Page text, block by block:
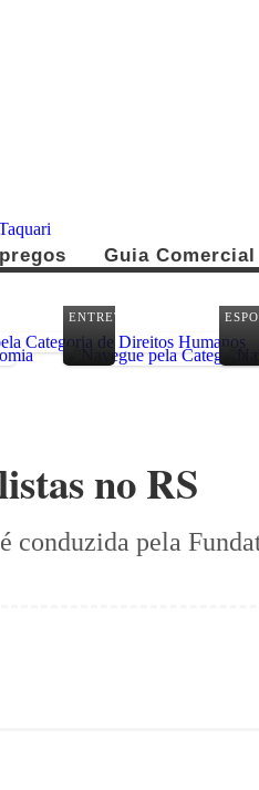
Guia Comercial
ENTRETENIMENTO
no RS
pela